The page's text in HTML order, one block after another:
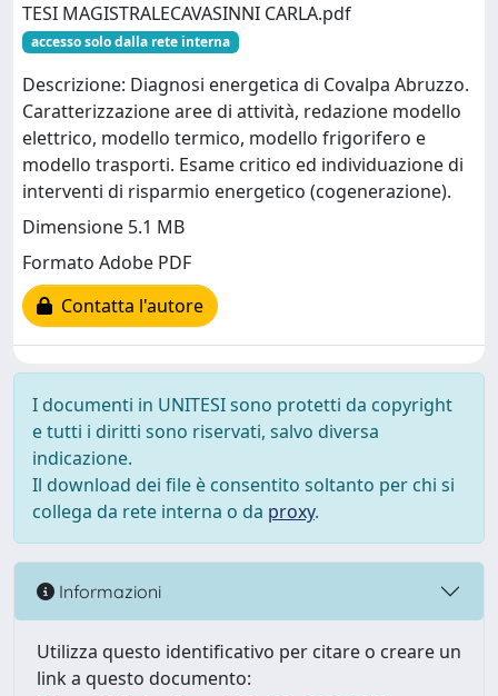
TESI MAGISTRALECAVASINNI CARLA.pdf
accesso solo dalla rete interna
Descrizione: Diagnosi energetica di Covalpa Abruzzo.
Caratterizzazione aree di attività, redazione modello
elettrico, modello termico, modello frigorifero e
modello trasporti. Esame critico ed individuazione di
interventi di risparmio energetico (cogenerazione).
Dimensione 5.1 MB
Formato Adobe PDF
Contatta l'autore
I documenti in UNITESI sono protetti da copyright
e tutti i diritti sono riservati, salvo diversa
indicazione.
Il download dei file è consentito soltanto per chi si
collega da rete interna o da proxy.
Informazioni
Utilizza questo identificativo per citare o creare un
link a questo documento: